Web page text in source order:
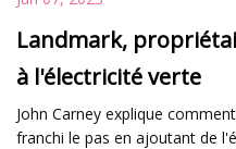
Landmark,
à l'électricité verte
John Carney explique
franchi le pas en ajoutant de